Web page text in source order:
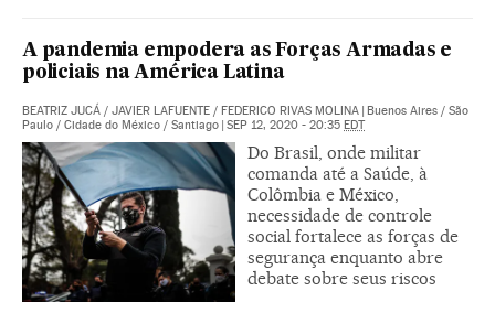
A pandemia empodera as Forças Armadas e
policiais na América Latina
BEATRIZ JUCÁ / JAVIER LAFUENTE / FEDERICO RIVAS MOLINA | Buenos Aires / São
Paulo / Cidade do México / Santiago | SEP 12, 2020 - 20:35 EDT
Do Brasil, onde militar
comanda até a Saúde, à
Colômbia e México,
necessidade de controle
social fortalece as forças de
segurança enquanto abre
debate sobre seus riscos